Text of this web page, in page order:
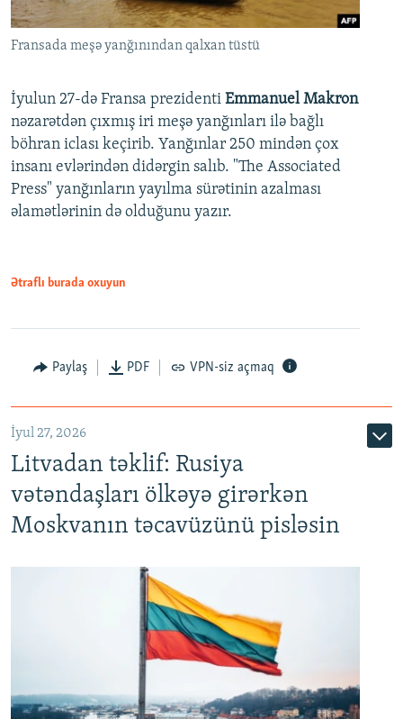
Fransada meşə yanğınından qalxan tüstü
İyulun 27-də Fransa prezidenti Emmanuel Makron
nəzarətdən çıxmış iri meşə yanğınları ilə bağlı
böhran iclası keçirib. Yanğınlar 250 mindən çox
insanı evlərindən didərgin salıb. "The Associated
Press" yanğınların yayılma sürətinin azalması
əlamətlərinin də olduğunu yazır.
Ətraflı burada oxuyun
Paylaş PDF VPN-siz açmaq
İyul 27, 2026
Litvadan təklif: Rusiya
vətəndaşları ölkəyə girərkən
Moskvanın təcavüzünü pisləsin